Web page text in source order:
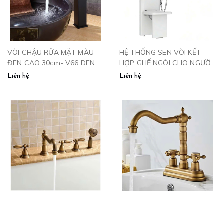
VÒI CHẬU RỬA MẶT MÀU
ĐEN CAO 30cm- V66 DEN
Liên hệ
HỆ THỐNG SEN VÒI KẾT
HỢP GHẾ NGÔI CHO NGƯỜI
CAO TUỔI
Liên hệ